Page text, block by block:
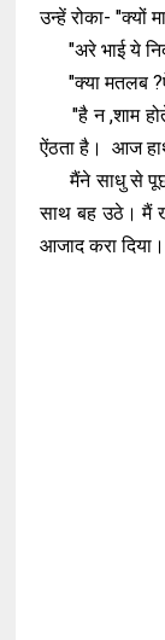
उन्हें रोका- "क्यों
"अरे भाई ये
"क्या मतलब
"है न ,शाम
ऐंठता है। आज
मैंने साधु से पूछा
साथ बह उठे। मैं
आजाद करा दिया।